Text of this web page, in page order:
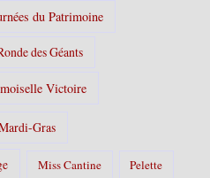
du Patrimoine
des Géants
Victoire
Gras
Miss Cantine Pelette